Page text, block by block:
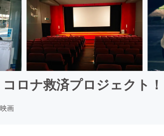
ロナ救済プロジェクト！
画